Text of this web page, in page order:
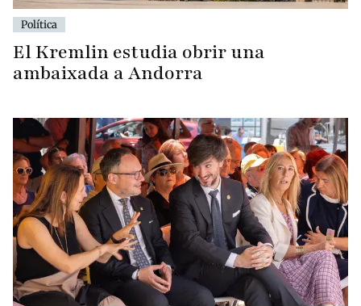
Política
El Kremlin estudia obrir una
ambaixada a Andorra